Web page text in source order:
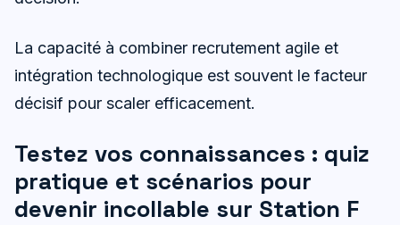
La capacité à combiner recrutement agile et
intégration technologique est souvent le facteur
décisif pour scaler efficacement.
Testez vos connaissances : quiz
pratique et scénarios pour
devenir incollable sur Station F